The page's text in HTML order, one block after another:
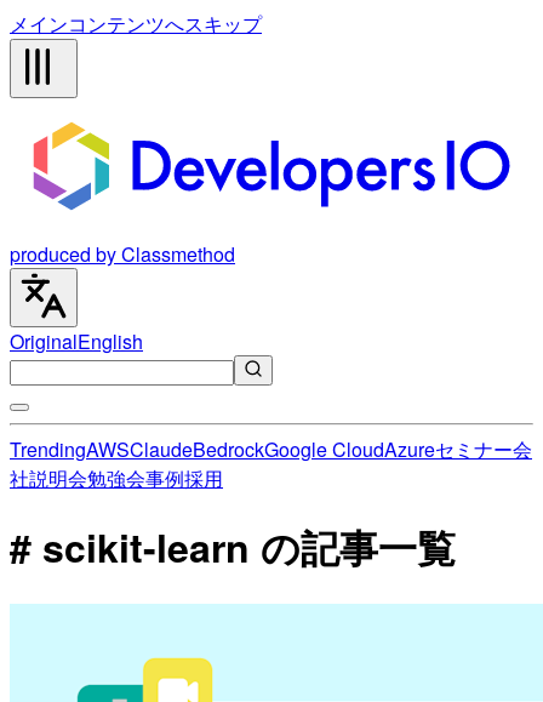
メインコンテンツへスキップ
produced by Classmethod
OriginalEnglish
TrendingAWSClaudeBedrockGoogle CloudAzureセミナー会
社説明会勉強会事例採用
# scikit-learn の記事一覧